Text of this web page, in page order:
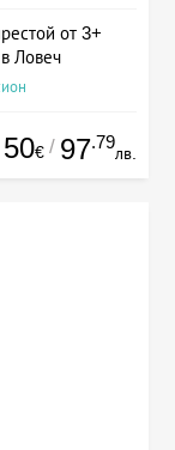
от 3+
Ловеч
50€ / 97.79
лв.